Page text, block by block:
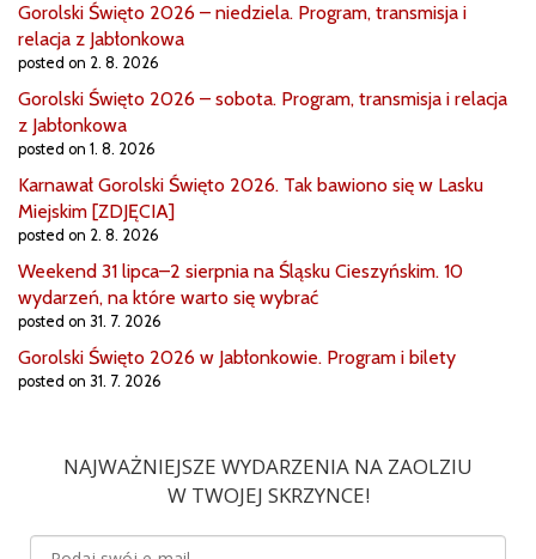
Gorolski Święto 2026 – niedziela. Program, transmisja i
relacja z Jabłonkowa
posted on 2. 8. 2026
Gorolski Święto 2026 – sobota. Program, transmisja i relacja
z Jabłonkowa
posted on 1. 8. 2026
Karnawał Gorolski Święto 2026. Tak bawiono się w Lasku
Miejskim [ZDJĘCIA]
posted on 2. 8. 2026
Weekend 31 lipca–2 sierpnia na Śląsku Cieszyńskim. 10
wydarzeń, na które warto się wybrać
posted on 31. 7. 2026
Gorolski Święto 2026 w Jabłonkowie. Program i bilety
posted on 31. 7. 2026
NAJWAŻNIEJSZE WYDARZENIA NA ZAOLZIU
W TWOJEJ SKRZYNCE!